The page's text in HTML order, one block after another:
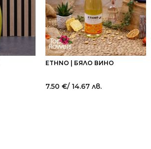
ETHNO | БЯЛО ВИНО
7.50 €/ 14.67 лв.